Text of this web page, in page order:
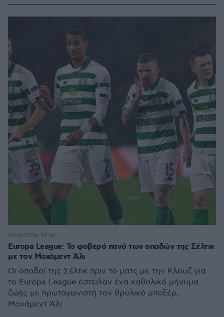
Europa League: Το φοβερό πανό των οπαδών της Σέλτικ
με τον Μοχάμεντ Άλι
Οι οπαδοί της Σέλτικ πριν το ματς με την Κλουζ για
το Europa League έστειλαν ένα καθολικό μήνυμα
ζωής με πρωταγωνιστή τον θρυλικό μποξέρ,
Μοχάμεντ Άλι
04.10.2019, 14:36